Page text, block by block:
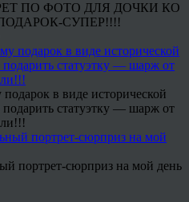
ПО ФОТО ДЛЯ ДОЧКИ КО
СУПЕР!!!!
в виде исторической
статуэтку — шарж от
портрет-сюрприз на мой день